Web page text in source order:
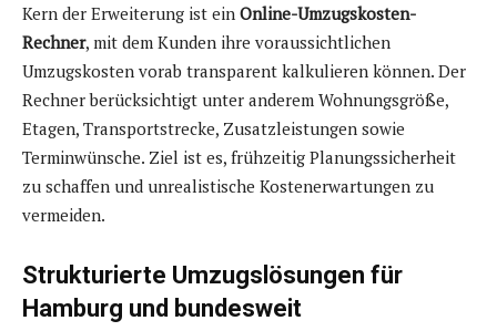
Kern der Erweiterung ist ein Online-Umzugskosten-
Rechner, mit dem Kunden ihre voraussichtlichen
Umzugskosten vorab transparent kalkulieren können. Der
Rechner berücksichtigt unter anderem Wohnungsgröße,
Etagen, Transportstrecke, Zusatzleistungen sowie
Terminwünsche. Ziel ist es, frühzeitig Planungssicherheit
zu schaffen und unrealistische Kostenerwartungen zu
vermeiden.
Strukturierte Umzugslösungen für
Hamburg und bundesweit